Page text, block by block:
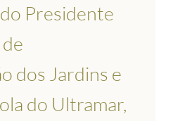
Presidente
dos Jardins e
do Ultramar,